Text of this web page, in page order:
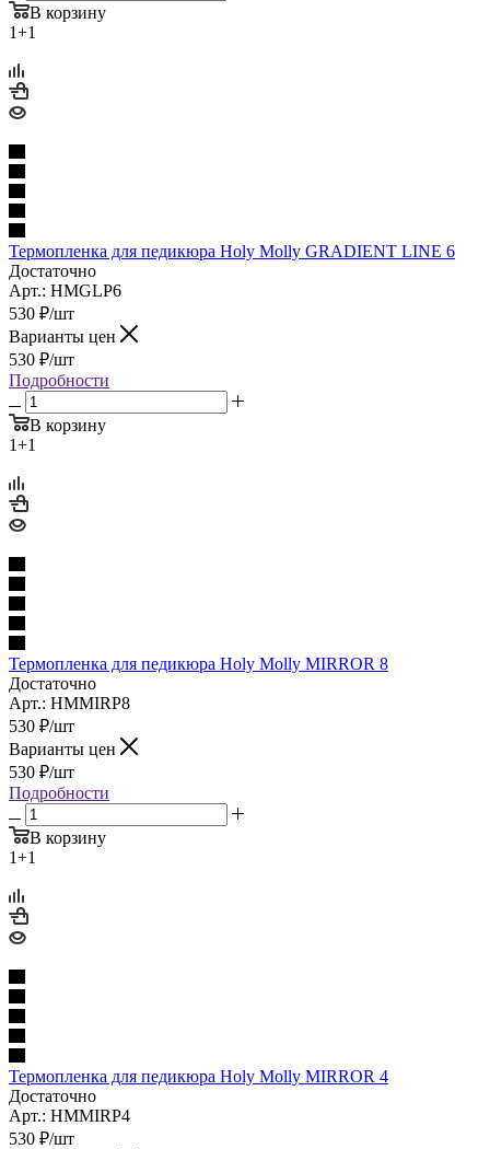
В корзину
1+1
Термопленка для педикюра Holy Molly GRADIENT LINE 6
Достаточно
Арт.: HMGLP6
530 ₽/шт
Варианты цен
530 ₽/шт
Подробности
В корзину
1+1
Термопленка для педикюра Holy Molly MIRROR 8
Достаточно
Арт.: HMMIRP8
530 ₽/шт
Варианты цен
530 ₽/шт
Подробности
В корзину
1+1
Термопленка для педикюра Holy Molly MIRROR 4
Достаточно
Арт.: HMMIRP4
530 ₽/шт